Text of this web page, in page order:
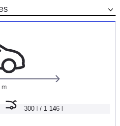
m
300 l / 1 146 l